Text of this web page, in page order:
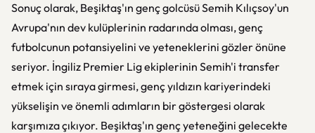
Sonuç olarak, Beşiktaş'ın genç golcüsü Semih Kılıçsoy'un
Avrupa'nın dev kulüplerinin radarında olması, genç
futbolcunun potansiyelini ve yeteneklerini gözler önüne
seriyor. İngiliz Premier Lig ekiplerinin Semih'i transfer
etmek için sıraya girmesi, genç yıldızın kariyerindeki
yükselişin ve önemli adımların bir göstergesi olarak
karşımıza çıkıyor. Beşiktaş'ın genç yeteneğini gelecekte